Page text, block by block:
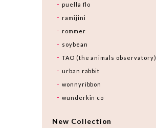
puella flo
ramijini
rommer
soybean
TAO (the animals observatory)
urban rabbit
wonnyribbon
wunderkin co
New Collection